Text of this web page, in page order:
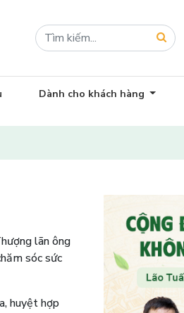
Dành cho khách hàng
lãn ông
sóc sức
huyệt hợp